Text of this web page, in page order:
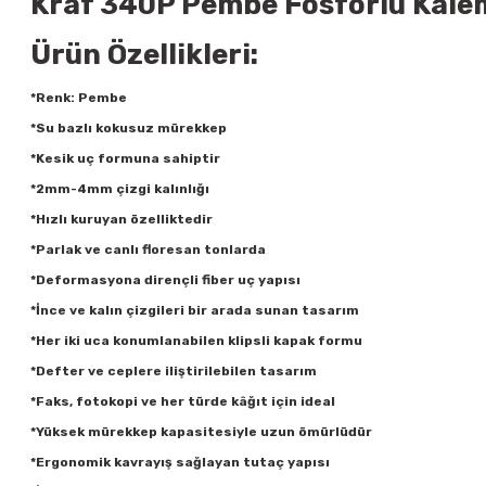
Ürün Özellikleri:
*Renk: Pembe
*Su bazlı kokusuz mürekkep
*Kesik uç formuna sahiptir
*2mm-4mm çizgi kalınlığı
*Hızlı kuruyan özelliktedir
*Parlak ve canlı floresan tonlarda
*Deformasyona dirençli fiber uç yapısı
*İnce ve kalın çizgileri bir arada sunan tasarım
*Her iki uca konumlanabilen klipsli kapak formu
*Defter ve ceplere iliştirilebilen tasarım
*Faks, fotokopi ve her türde kâğıt için ideal
*Yüksek mürekkep kapasitesiyle uzun ömürlüdür
*Ergonomik kavrayış sağlayan tutaç yapısı